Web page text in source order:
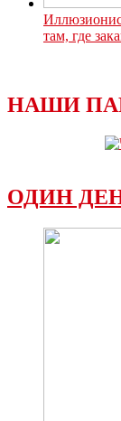
там, где
НАШИ
ОДИН